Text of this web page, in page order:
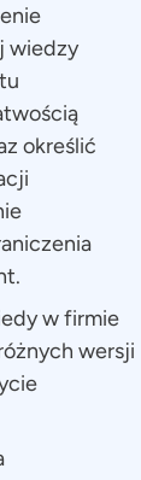
wiedzy
określić
w firmie
wersji